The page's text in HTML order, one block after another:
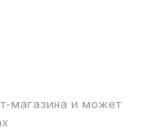
магазина и может